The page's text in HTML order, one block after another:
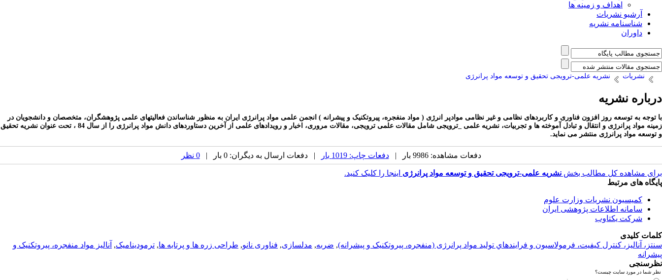
اهداف و زمینه ها
آرشیو نشریات
شناسنامه نشریه
داوران
نشریات نشریه علمی-ترویجی تحقیق و توسعه مواد پرانرژی
درباره نشریه
با توجه به توسعه روز افزون فناوری و کاربردهای نظامی و غیر نظامی موادپر انرژی ( مواد منفجره، پیروتکنیک و پیشرانه ) انجمن علمی مواد پرانرژی ایران به منظور شناساندن فعالیتهای علمی پژوهشگران، متخصصان و دانشجویان در
زمینه مواد پرانرژی و انتقال و تبادل آموخته ها و تجربیات، نشریه علمی _ترویجی شامل مقالات علمی ترویجی، مقالات مروری، اخبار و رویدادهای علمی از آخرین دستاوردهای دانش مواد پرانرژی را از سال 84 ، تحت عنوان نشریه تحقیق
و توسعه مواد پرانرژی منتشر می نماید.
دفعات مشاهده: 9986 بار | دفعات چاپ: 1019 بار | دفعات ارسال به دیگران: 0 بار | 0 نظر
برای مشاهده کل مطالب بخش نشریه علمی-ترویجی تحقیق و توسعه مواد پرانرژی اینجا را کلیک کنید.
پایگاه های مرتبط
کمیسیون نشریات وزارت علوم
سامانه اطلاعات پژوهشی ایران
شرکت یکتاوب
کلمات کلیدی
سنتز، آناليز، کنترل کيفيت، فرمولاسيون و فرايندهاي توليد مواد پرانرژی (منفجره، پيروتکنيک و پيشرانه), ضربه, مدلسازی, فناوری نانو, طراحی زره ها و پرتابه ها, ترمودینامیک, آناليز مواد منفجره، پیروتکنیک و
پیشرانه
نظرسنجی
نظر شما در مورد سایت چیست؟